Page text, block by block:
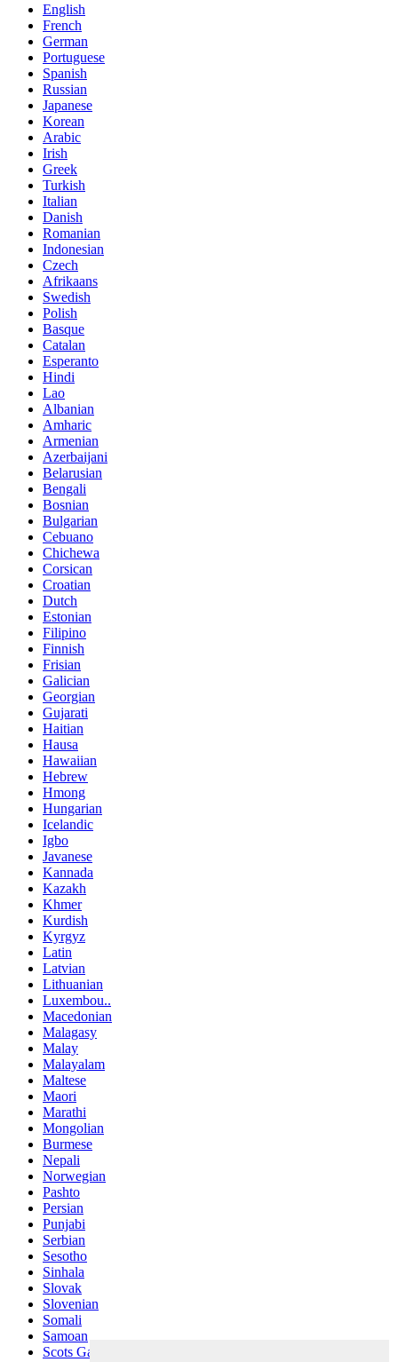
English
French
German
Portuguese
Spanish
Russian
Japanese
Korean
Arabic
Irish
Greek
Turkish
Italian
Danish
Romanian
Indonesian
Czech
Afrikaans
Swedish
Polish
Basque
Catalan
Esperanto
Hindi
Lao
Albanian
Amharic
Armenian
Azerbaijani
Belarusian
Bengali
Bosnian
Bulgarian
Cebuano
Chichewa
Corsican
Croatian
Dutch
Estonian
Filipino
Finnish
Frisian
Galician
Georgian
Gujarati
Haitian
Hausa
Hawaiian
Hebrew
Hmong
Hungarian
Icelandic
Igbo
Javanese
Kannada
Kazakh
Khmer
Kurdish
Kyrgyz
Latin
Latvian
Lithuanian
Luxembou..
Macedonian
Malagasy
Malay
Malayalam
Maltese
Maori
Marathi
Mongolian
Burmese
Nepali
Norwegian
Pashto
Persian
Punjabi
Serbian
Sesotho
Sinhala
Slovak
Slovenian
Somali
Samoan
Scots Gaelic